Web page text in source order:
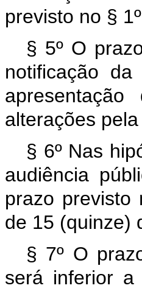
previsto no §
§ 5º O
notificação
alterações
§ 6º Nas
audiência
prazo previsto
de 15 (quinze)
§ 7º O
será inferior